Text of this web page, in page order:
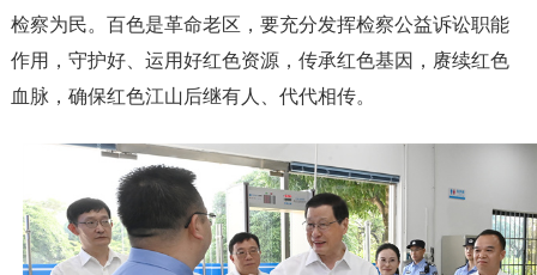
检察为民。百色是革命老区，要充分发挥检察公益诉讼职能
作用，守护好、运用好红色资源，传承红色基因，赓续红色
血脉，确保红色江山后继有人、代代相传。